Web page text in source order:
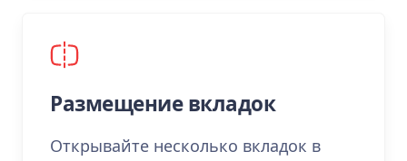
Размещение вкладок
Открывайте несколько вкладок в